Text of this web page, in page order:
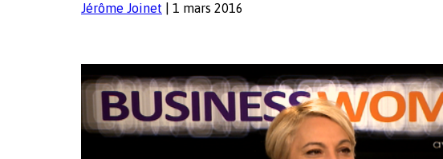
Jérôme Joinet 1 mars 2016